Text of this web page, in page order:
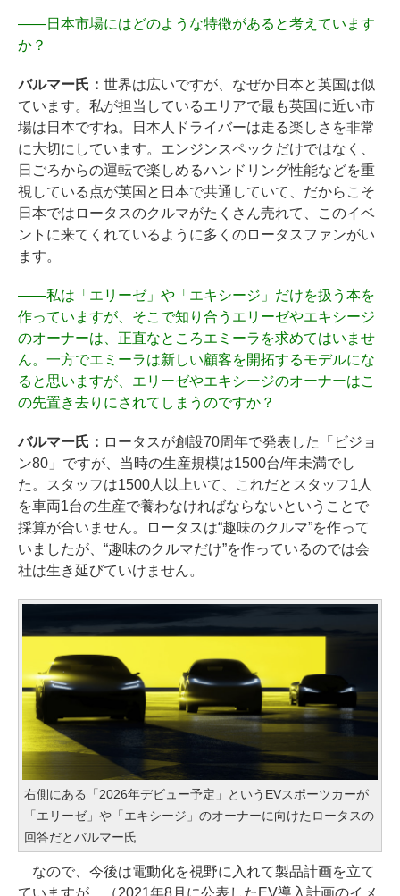
――日本市場にはどのような特徴があると考えています
か？
バルマー氏： 世界は広いですが、なぜか日本と英国は似
ています。私が担当しているエリアで最も英国に近い市
場は日本ですね。日本人ドライバーは走る楽しさを非常
に大切にしています。エンジンスペックだけではなく、
日ごろからの運転で楽しめるハンドリング性能などを重
視している点が英国と日本で共通していて、だからこそ
日本ではロータスのクルマがたくさん売れて、このイベ
ントに来てくれているように多くのロータスファンがい
ます。
――私は「エリーゼ」や「エキシージ」だけを扱う本を
作っていますが、そこで知り合うエリーゼやエキシージ
のオーナーは、正直なところエミーラを求めてはいませ
ん。一方でエミーラは新しい顧客を開拓するモデルにな
ると思いますが、エリーゼやエキシージのオーナーはこ
の先置き去りにされてしまうのですか？
バルマー氏： ロータスが創設70周年で発表した「ビジョ
ン80」ですが、当時の生産規模は1500台/年未満でし
た。スタッフは1500人以上いて、これだとスタッフ1人
を車両1台の生産で養わなければならないということで
採算が合いません。ロータスは“趣味のクルマ”を作って
いましたが、“趣味のクルマだけ”を作っているのでは会
社は生き延びていけません。
右側にある「2026年デビュー予定」というEVスポーツカーが
「エリーゼ」や「エキシージ」のオーナーに向けたロータスの
回答だとバルマー氏
なので、今後は電動化を視野に入れて製品計画を立て
ていますが、（2021年8月に公表したEV導入計画のイメ